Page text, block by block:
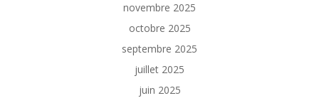
novembre 2025
octobre 2025
septembre 2025
juillet 2025
juin 2025